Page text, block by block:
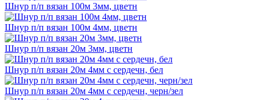
Шнур п/п вязан 100м 3мм, цветн
Шнур п/п вязан 100м 4мм, цветн
Шнур п/п вязан 20м 3мм, цветн
Шнур п/п вязан 20м 4мм с сердечн, бел
Шнур п/п вязан 20м 4мм с сердечн, черн/зел